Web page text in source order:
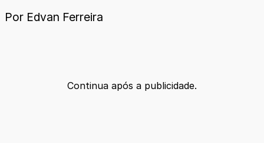
Por Edvan Ferreira
Continua após a publicidade.